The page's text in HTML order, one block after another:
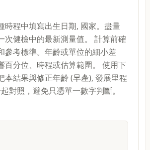
時程中填寫出生日期, 國家。盡量
次健檢中的最新測量值。 計算前確
參考標準。年齡或單位的細小差
百分位、時程或估算範圍。 使用下
本結果與修正年齡 (早產), 發展里程
對照，避免只憑單一數字判斷。